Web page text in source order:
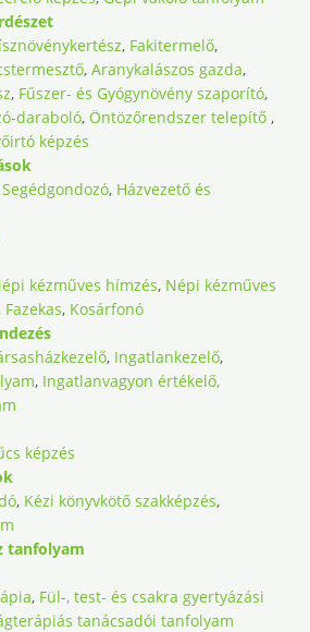
, Fakitermelő,
, Aranykalászos gazda,
, Fűszer- és Gyógynövény szaporító,
daraboló, Öntözőrendszer telepítő ,
képzés
Segédgondozó, Házvezető és
kézműves hímzés, Népi kézműves
, Fazekas, Kosárfonó
, Ingatlankezelő,
, Ingatlanvagyon értékelő,
képzés
, Kézi könyvkötő szakképzés,
tanfolyam
, Fül-, test- és csakra gyertyázási
tanácsadói tanfolyam